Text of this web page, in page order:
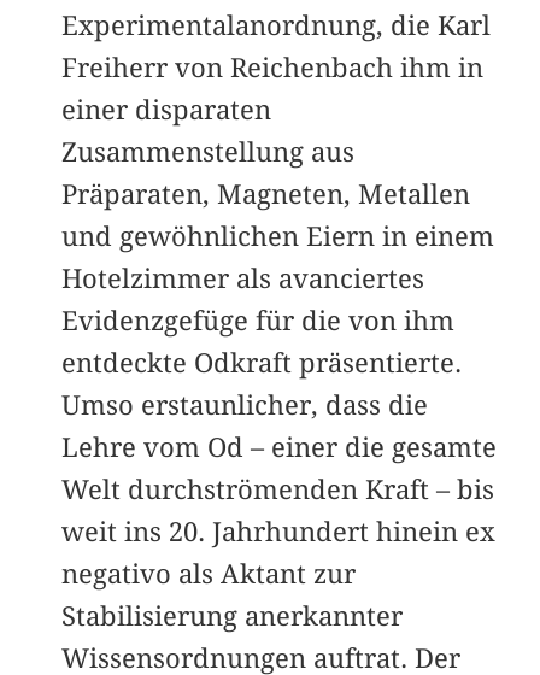
Experimentalanordnung, die Karl
Freiherr von Reichenbach ihm in
einer disparaten
Zusammenstellung aus
Präparaten, Magneten, Metallen
und gewöhnlichen Eiern in einem
Hotelzimmer als avanciertes
Evidenzgefüge für die von ihm
entdeckte Odkraft präsentierte.
Umso erstaunlicher, dass die
Lehre vom Od – einer die gesamte
Welt durchströmenden Kraft – bis
weit ins 20. Jahrhundert hinein ex
negativo als Aktant zur
Stabilisierung anerkannter
Wissensordnungen auftrat. Der